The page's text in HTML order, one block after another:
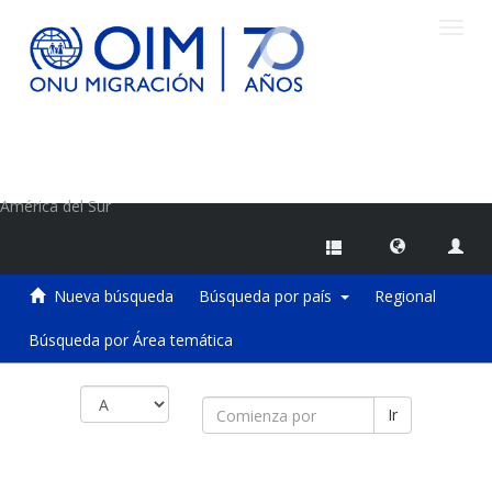
América del Sur
Nueva búsqueda Búsqueda por país Regional
Búsqueda por Área temática
Ir